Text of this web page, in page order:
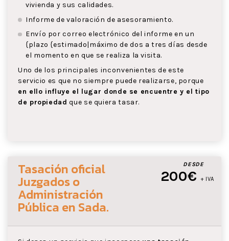
vivienda y sus calidades.
Informe de valoración de asesoramiento.
Envío por correo electrónico del informe en un
{plazo {estimado|máximo de dos a tres días desde
el momento en que se realiza la visita.
Uno de los principales inconvenientes de este
servicio es que no siempre puede realizarse, porque
en ello influye el lugar donde se encuentre y el tipo
de propiedad que se quiera tasar.
DESDE
200€ + IVA
Tasación oficial
Juzgados o
Administración
Pública en Sada.